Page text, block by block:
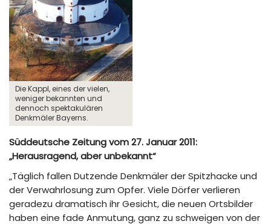
Die Kappl, eines der vielen,
weniger bekannten und
dennoch spektakulären
Denkmäler Bayerns.
Süddeutsche Zeitung vom 27. Januar 2011:
„Herausragend, aber unbekannt“
„Täglich fallen Dutzende Denkmäler der Spitzhacke und
der Verwahrlosung zum Opfer. Viele Dörfer verlieren
geradezu dramatisch ihr Gesicht, die neuen Ortsbilder
haben eine fade Anmutung, ganz zu schweigen von der